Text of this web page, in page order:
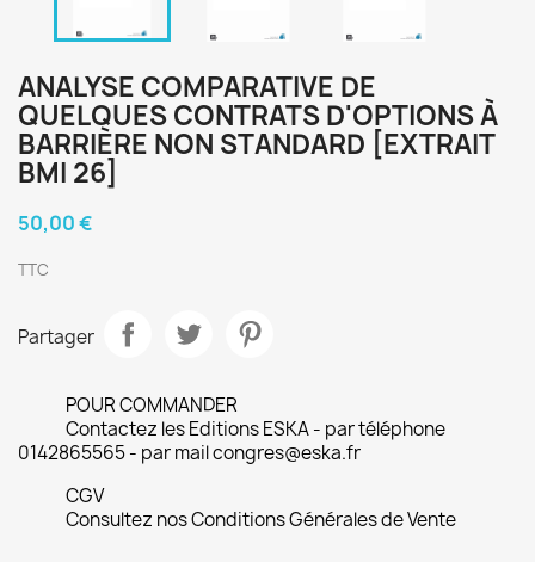
ANALYSE COMPARATIVE DE
QUELQUES CONTRATS D'OPTIONS À
BARRIÈRE NON STANDARD [EXTRAIT
BMI 26]
50,00 €
TTC
Partager
POUR COMMANDER
Contactez les Editions ESKA - par téléphone
0142865565 - par mail congres@eska.fr
CGV
Consultez nos Conditions Générales de Vente